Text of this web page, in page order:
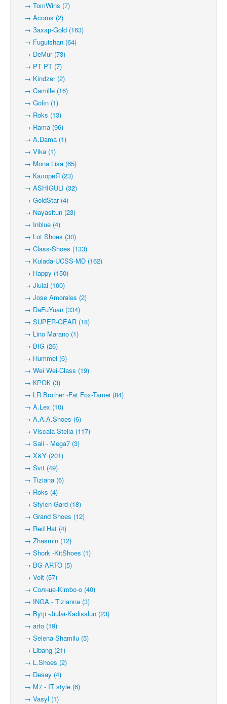
→ TomWins (7)
→ Acorus (2)
→ Захар-Gold (163)
→ Fuguishan (64)
→ DeMur (73)
→ PT PT (7)
→ Kindzer (2)
→ Camille (16)
→ Gofin (1)
→ Roks (13)
→ Rama (96)
→ A.Dama (1)
→ Vika (1)
→ Mona Lisa (65)
→ КалориЯ (23)
→ ASHIGULI (32)
→ GoldStar (4)
→ Nayasitun (23)
→ Inblue (4)
→ Lot Shoes (30)
→ Class-Shoes (133)
→ Kulada-UCSS-MD (162)
→ Happy (150)
→ Jiulai (100)
→ Jose Amorales (2)
→ DaFuYuan (334)
→ SUPER-GEAR (18)
→ Lino Marano (1)
→ BIG (26)
→ Hummel (6)
→ Wei Wei-Class (19)
→ КРОК (3)
→ LR.Brother -Fat Fox-Tamei (84)
→ A.Lex (10)
→ A.A.A.Shoes (6)
→ Viscala-Stella (117)
→ Sali - Mega7 (3)
→ X&Y (201)
→ Svit (49)
→ Tiziana (6)
→ Roks (4)
→ Stylen Gard (18)
→ Grand Shoes (12)
→ Red Hat (4)
→ Zhasmin (12)
→ Shork -KitShoes (1)
→ BG-ARTO (5)
→ Voit (57)
→ Солнце-Kimbo-o (40)
→ INGA - Tizianna (3)
→ Bytji -Jiulai-Kadisalun (23)
→ arto (19)
→ Selena-Shamilu (5)
→ Libang (21)
→ L.Shoes (2)
→ Desay (4)
→ M7 - IT style (6)
→ Vasyl (1)